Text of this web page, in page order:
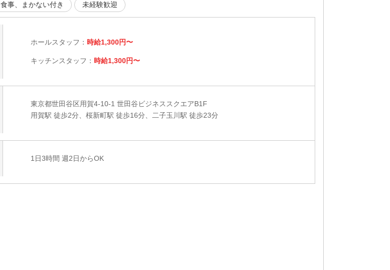
食事、まかない付き 未経験歓迎
ホールスタッフ： 時給1,300円〜
キッチンスタッフ： 時給1,300円〜
東京都世田谷区用賀4-10-1 世田谷ビジネススクエアB1F
用賀駅 徒歩2分、桜新町駅 徒歩16分、二子玉川駅 徒歩23分
1日3時間 週2日からOK